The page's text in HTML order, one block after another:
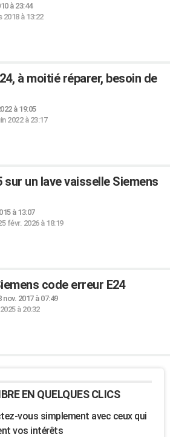
à 23:44
2018 à 13:22
à moitié réparer, besoin de
à 19:05
2022 à 23:17
sur un lave vaisselle Siemens
à 13:07
févr. 2026 à 18:19
code erreur E24
nov. 2017 à 07:49
à 20:32
EN QUELQUES CLICS
vous simplement avec ceux qui
vos intérêts